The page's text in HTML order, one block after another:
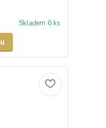
Skladem 6 ks